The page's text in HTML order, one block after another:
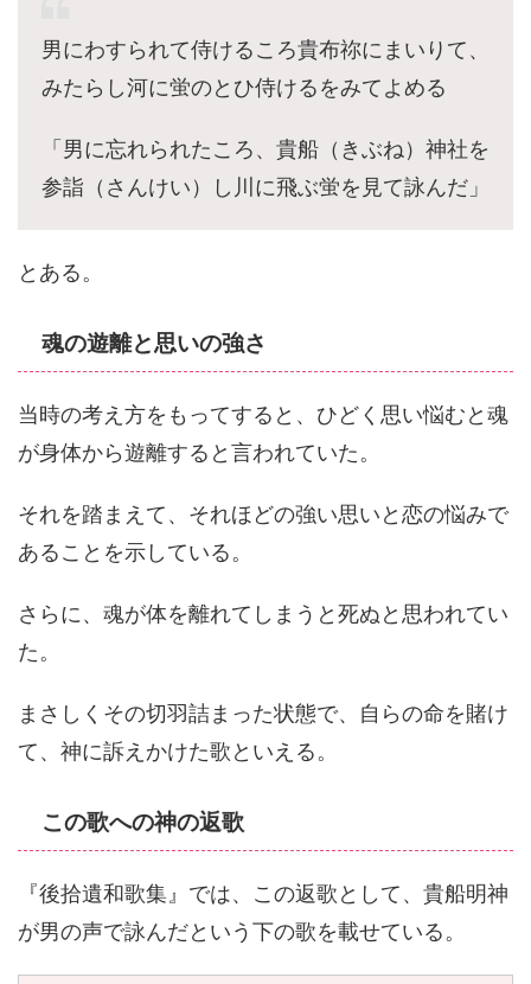
男にわすられて侍けるころ貴布祢にまいりて、
みたらし河に蛍のとひ侍けるをみてよめる
「男に忘れられたころ、貴船（きぶね）神社を
参詣（さんけい）し川に飛ぶ蛍を見て詠んだ」
とある。
魂の遊離と思いの強さ
当時の考え方をもってすると、ひどく思い悩むと魂
が身体から遊離すると言われていた。
それを踏まえて、それほどの強い思いと恋の悩みで
あることを示している。
さらに、魂が体を離れてしまうと死ぬと思われてい
た。
まさしくその切羽詰まった状態で、自らの命を賭け
て、神に訴えかけた歌といえる。
この歌への神の返歌
『後拾遺和歌集』では、この返歌として、貴船明神
が男の声で詠んだという下の歌を載せている。